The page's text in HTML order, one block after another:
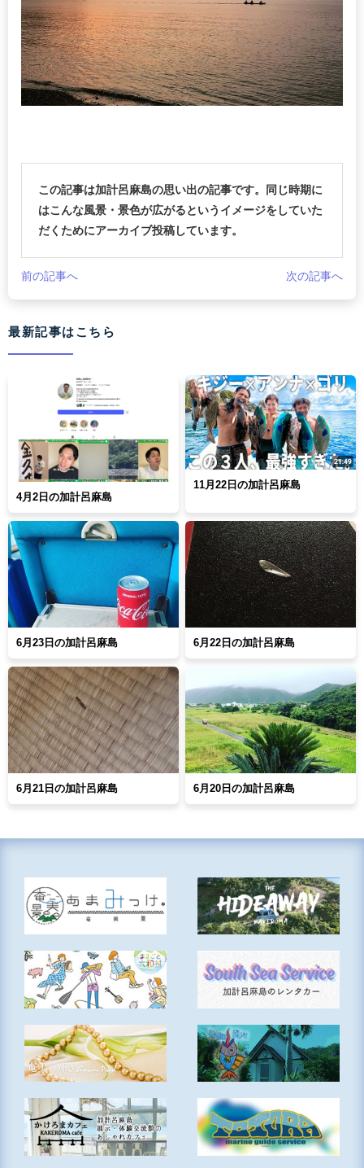
この記事は加計呂麻島の思い出の記事です。同じ時期に
はこんな風景・景色が広がるというイメージをしていた
だくためにアーカイブ投稿しています。
前の記事へ 次の記事へ
最新記事はこちら
4月2日の加計呂麻島
11月22日の加計呂麻島
6月23日の加計呂麻島 6月22日の加計呂麻島
6月21日の加計呂麻島 6月20日の加計呂麻島